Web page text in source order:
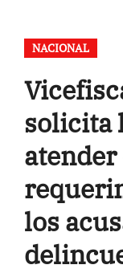
NACIONAL
solicita
los